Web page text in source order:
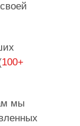
100+
мы